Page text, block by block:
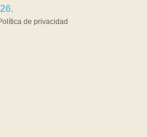
de privacidad